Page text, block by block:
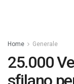
Home Generale
25.000